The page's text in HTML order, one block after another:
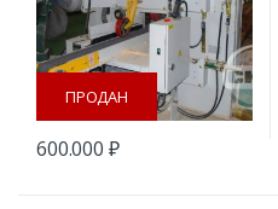
ПРОДАН
600.000 ₽